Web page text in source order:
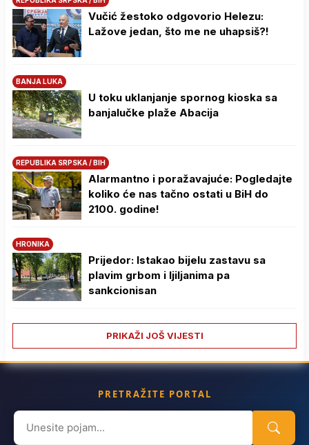
Vučić žestoko odgovorio Helezu:
Lažove jedan, što me ne uhapsiš?!
BANJA LUKA
U toku uklanjanje spornog kioska sa
banjalučke plaže Abacija
REPUBLIKA SRPSKA / BIH
Alarmantno i poražavajuće: Pogledajte
koliko će nas tačno ostati u BiH do
2100. godine!
HRONIKA
Prijedor: Istakao bijelu zastavu sa
plavim grbom i ljiljanima pa
sankcionisan
PRIKAŽI JOŠ VIJESTI
PRETRAŽITE PORTAL
Search
for: